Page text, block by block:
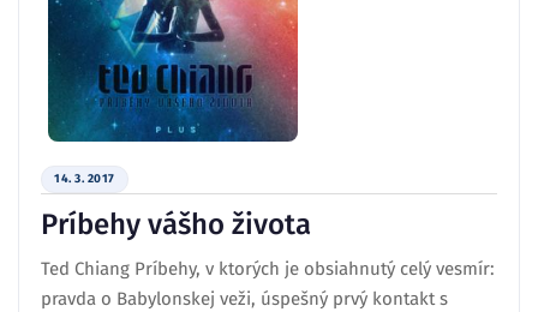
14. 3. 2017
Príbehy vášho života
Ted Chiang Príbehy, v ktorých je obsiahnutý celý vesmír:
pravda o Babylonskej veži, úspešný prvý kontakt s